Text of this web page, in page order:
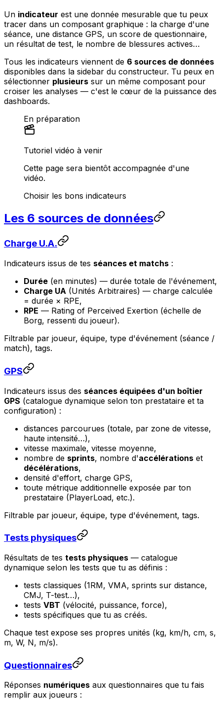
Un indicateur est une donnée mesurable que tu peux
tracer dans un composant graphique : la charge d'une
séance, une distance GPS, un score de questionnaire,
un résultat de test, le nombre de blessures actives…
Tous les indicateurs viennent de 6 sources de données
disponibles dans la sidebar du constructeur. Tu peux en
sélectionner plusieurs sur un même composant pour
croiser les analyses — c'est le cœur de la puissance des
dashboards.
En préparation
Tutoriel vidéo à venir
Cette page sera bientôt accompagnée d'une
vidéo.
Choisir les bons indicateurs
Les 6 sources de données
Charge U.A.
Indicateurs issus de tes séances et matchs :
Durée (en minutes) — durée totale de l'événement,
Charge UA (Unités Arbitraires) — charge calculée
= durée × RPE,
RPE — Rating of Perceived Exertion (échelle de
Borg, ressenti du joueur).
Filtrable par joueur, équipe, type d'événement (séance /
match), tags.
GPS
Indicateurs issus des séances équipées d'un boîtier
GPS (catalogue dynamique selon ton prestataire et ta
configuration) :
distances parcourues (totale, par zone de vitesse,
haute intensité…),
vitesse maximale, vitesse moyenne,
nombre de sprints, nombre d'accélérations et
décélérations,
densité d'effort, charge GPS,
toute métrique additionnelle exposée par ton
prestataire (PlayerLoad, etc.).
Filtrable par joueur, équipe, type d'événement, tags.
Tests physiques
Résultats de tes tests physiques — catalogue
dynamique selon les tests que tu as définis :
tests classiques (1RM, VMA, sprints sur distance,
CMJ, T-test…),
tests VBT (vélocité, puissance, force),
tests spécifiques que tu as créés.
Chaque test expose ses propres unités (kg, km/h, cm, s,
m, W, N, m/s).
Questionnaires
Réponses numériques aux questionnaires que tu fais
remplir aux joueurs :